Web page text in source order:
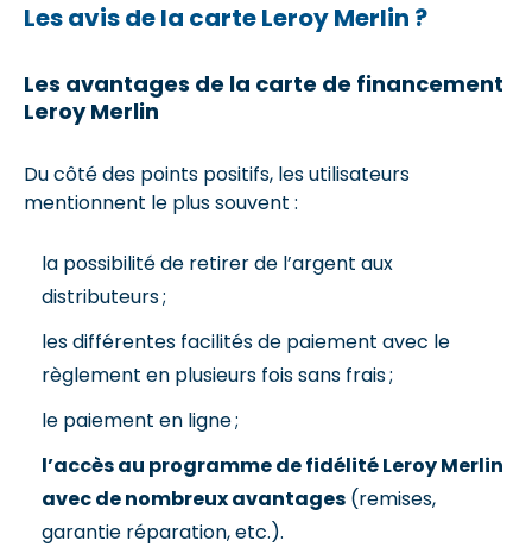
Les avis de la carte Leroy Merlin ?
Les avantages de la carte de financement
Leroy Merlin
Du côté des points positifs, les utilisateurs
mentionnent le plus souvent :
la possibilité de retirer de l’argent aux
distributeurs ;
les différentes facilités de paiement avec le
règlement en plusieurs fois sans frais ;
le paiement en ligne ;
l’accès au programme de fidélité Leroy Merlin
avec de nombreux avantages (remises,
garantie réparation, etc.).